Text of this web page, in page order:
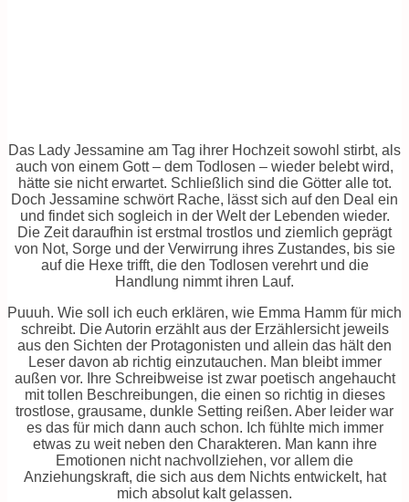
Das Lady Jessamine am Tag ihrer Hochzeit sowohl stirbt, als
auch von einem Gott – dem Todlosen – wieder belebt wird,
hätte sie nicht erwartet. Schließlich sind die Götter alle tot.
Doch Jessamine schwört Rache, lässt sich auf den Deal ein
und findet sich sogleich in der Welt der Lebenden wieder.
Die Zeit daraufhin ist erstmal trostlos und ziemlich geprägt
von Not, Sorge und der Verwirrung ihres Zustandes, bis sie
auf die Hexe trifft, die den Todlosen verehrt und die
Handlung nimmt ihren Lauf.
Puuuh. Wie soll ich euch erklären, wie Emma Hamm für mich
schreibt. Die Autorin erzählt aus der Erzählersicht jeweils
aus den Sichten der Protagonisten und allein das hält den
Leser davon ab richtig einzutauchen. Man bleibt immer
außen vor. Ihre Schreibweise ist zwar poetisch angehaucht
mit tollen Beschreibungen, die einen so richtig in dieses
trostlose, grausame, dunkle Setting reißen. Aber leider war
es das für mich dann auch schon. Ich fühlte mich immer
etwas zu weit neben den Charakteren. Man kann ihre
Emotionen nicht nachvollziehen, vor allem die
Anziehungskraft, die sich aus dem Nichts entwickelt, hat
mich absolut kalt gelassen.